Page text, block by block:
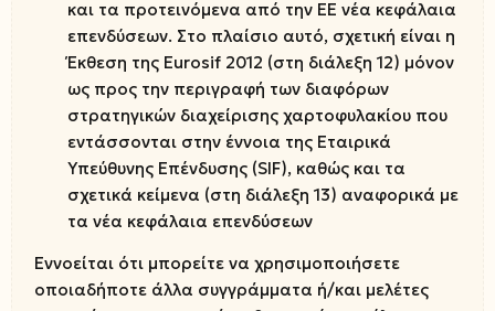
και τα προτεινόμενα από την ΕΕ νέα κεφάλαια
επενδύσεων. Στο πλαίσιο αυτό, σχετική είναι η
Έκθεση της Eurosif 2012 (στη διάλεξη 12) μόνον
ως προς την περιγραφή των διαφόρων
στρατηγικών διαχείρισης χαρτοφυλακίου που
εντάσσονται στην έννοια της Εταιρικά
Υπεύθυνης Επένδυσης (SIF), καθώς και τα
σχετικά κείμενα (στη διάλεξη 13) αναφορικά με
τα νέα κεφάλαια επενδύσεων
Εννοείται ότι μπορείτε να χρησιμοποιήσετε
οποιαδήποτε άλλα συγγράμματα ή/και μελέτες